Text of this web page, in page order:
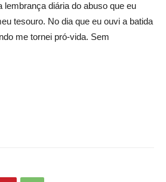
lembrança diária do abuso que eu
tesouro. No dia que eu ouvi a batida
me tornei pró-vida. Sem